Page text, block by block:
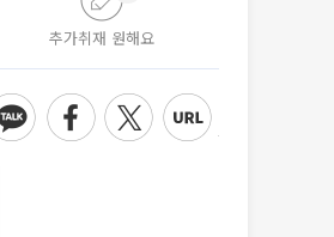
추가취재 원해요